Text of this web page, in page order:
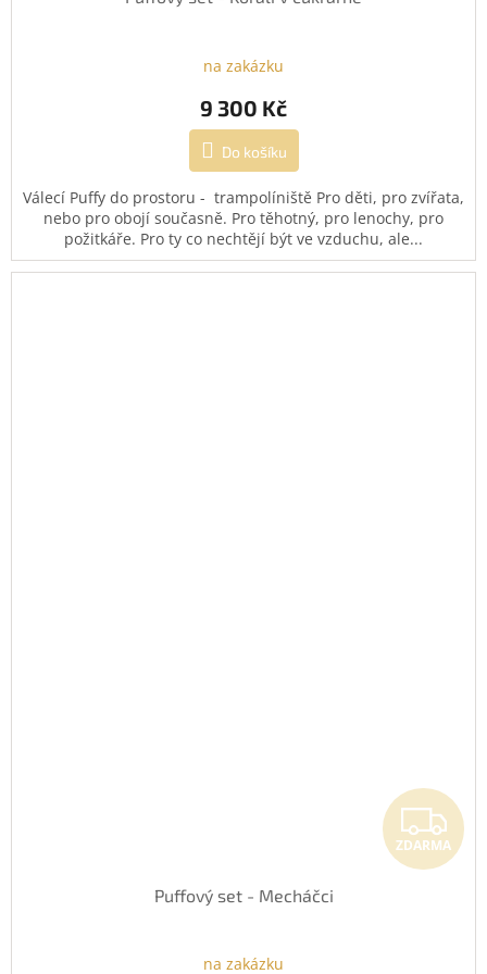
na zakázku
9 300 Kč
Do košíku
Válecí Puffy do prostoru - trampolíniště Pro děti, pro zvířata,
nebo pro obojí současně. Pro těhotný, pro lenochy, pro
požitkáře. Pro ty co nechtějí být ve vzduchu, ale...
ZDARMA
Puffový set - Mecháčci
na zakázku